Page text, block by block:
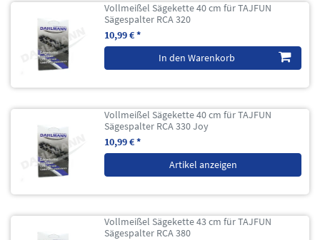
Vollmeißel Sägekette 40 cm für TAJFUN
Sägespalter RCA 320
10,99 € *
In den Warenkorb
Vollmeißel Sägekette 40 cm für TAJFUN
Sägespalter RCA 330 Joy
10,99 € *
Artikel anzeigen
Vollmeißel Sägekette 43 cm für TAJFUN
Sägespalter RCA 380